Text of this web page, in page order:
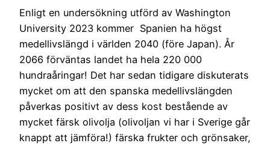
Enligt en undersökning utförd av Washington
University 2023 kommer Spanien ha högst
medellivslängd i världen 2040 (före Japan). År
2066 förväntas landet ha hela 220 000
hundraåringar! Det har sedan tidigare diskuterats
mycket om att den spanska medellivslängden
påverkas positivt av dess kost bestående av
mycket färsk olivolja (olivoljan vi har i Sverige går
knappt att jämföra!) färska frukter och grönsaker,